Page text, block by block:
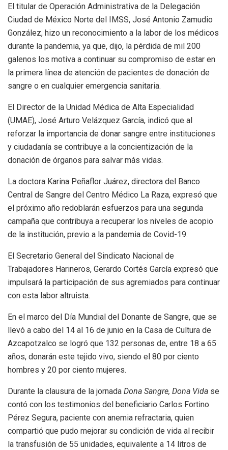
El titular de Operación Administrativa de la Delegación
Ciudad de México Norte del IMSS, José Antonio Zamudio
González, hizo un reconocimiento a la labor de los médicos
durante la pandemia, ya que, dijo, la pérdida de mil 200
galenos los motiva a continuar su compromiso de estar en
la primera línea de atención de pacientes de donación de
sangre o en cualquier emergencia sanitaria.
El Director de la Unidad Médica de Alta Especialidad
(UMAE), José Arturo Velázquez García, indicó que al
reforzar la importancia de donar sangre entre instituciones
y ciudadanía se contribuye a la concientización de la
donación de órganos para salvar más vidas.
La doctora Karina Peñaflor Juárez, directora del Banco
Central de Sangre del Centro Médico La Raza, expresó que
el próximo año redoblarán esfuerzos para una segunda
campaña que contribuya a recuperar los niveles de acopio
de la institución, previo a la pandemia de Covid-19.
El Secretario General del Sindicato Nacional de
Trabajadores Harineros, Gerardo Cortés García expresó que
impulsará la participación de sus agremiados para continuar
con esta labor altruista.
En el marco del Día Mundial del Donante de Sangre, que se
llevó a cabo del 14 al 16 de junio en la Casa de Cultura de
Azcapotzalco se logró que 132 personas de, entre 18 a 65
años, donarán este tejido vivo, siendo el 80 por ciento
hombres y 20 por ciento mujeres.
Durante la clausura de la jornada Dona Sangre, Dona Vida se
contó con los testimonios del beneficiario Carlos Fortino
Pérez Segura, paciente con anemia refractaria, quien
compartió que pudo mejorar su condición de vida al recibir
la transfusión de 55 unidades, equivalente a 14 litros de